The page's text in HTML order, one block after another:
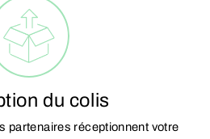
du colis
partenaires réceptionnent votre